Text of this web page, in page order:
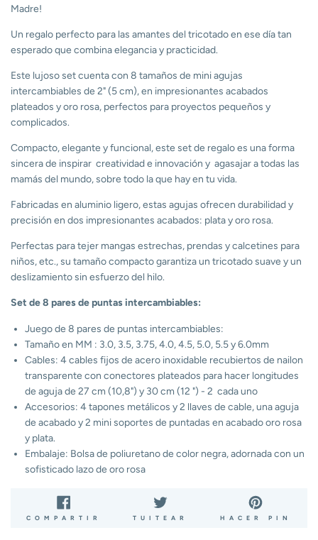
Madre!
Un regalo perfecto para las amantes del tricotado en ese día tan
esperado que combina elegancia y practicidad.
Este lujoso set cuenta con 8 tamaños de mini agujas
intercambiables de 2" (5 cm), en impresionantes acabados
plateados y oro rosa, perfectos para proyectos pequeños y
complicados.
Compacto, elegante y funcional, este set de regalo es una forma
sincera de inspirar creatividad e innovación y agasajar a todas las
mamás del mundo, sobre todo la que hay en tu vida.
Fabricadas en aluminio ligero, estas agujas ofrecen durabilidad y
precisión en dos impresionantes acabados: plata y oro rosa.
Perfectas para tejer mangas estrechas, prendas y calcetines para
niños, etc., su tamaño compacto garantiza un tricotado suave y un
deslizamiento sin esfuerzo del hilo.
Set de 8 pares de puntas intercambiables:
Juego de 8 pares de puntas intercambiables:
Tamaño en MM : 3.0, 3.5, 3.75, 4.0, 4.5, 5.0, 5.5 y 6.0mm
Cables: 4 cables fijos de acero inoxidable recubiertos de nailon
transparente con conectores plateados para hacer longitudes
de aguja de 27 cm (10,8") y 30 cm (12 ") - 2 cada uno
Accesorios: 4 tapones metálicos y 2 llaves de cable, una aguja
de acabado y 2 mini soportes de puntadas en acabado oro rosa
y plata.
Embalaje: Bolsa de poliuretano de color negra, adornada con un
sofisticado lazo de oro rosa
COMPARTIR
COMPARTIR
TUITEAR
TUITEARHACER PIN